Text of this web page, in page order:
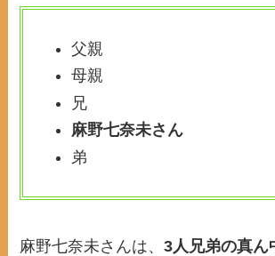
父親
母親
兄
麻野七奈未さん
弟
麻野七奈未さんは、3人兄弟の真ん